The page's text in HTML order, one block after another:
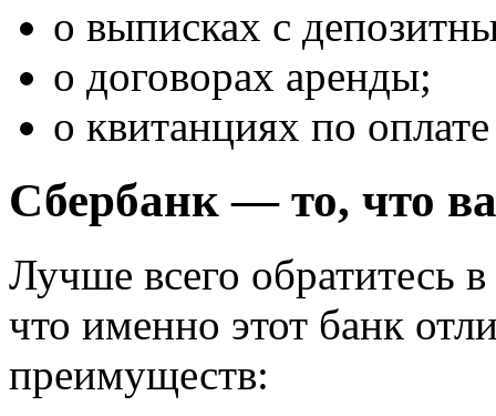
о выписках с
о договорах аренды;
о квитанциях по
Сбербанк — то, что
Лучше всего обратитесь
что именно этот банк
преимуществ: